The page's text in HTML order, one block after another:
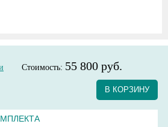
Стоимость: 55 800 руб.
В КОРЗИНУ